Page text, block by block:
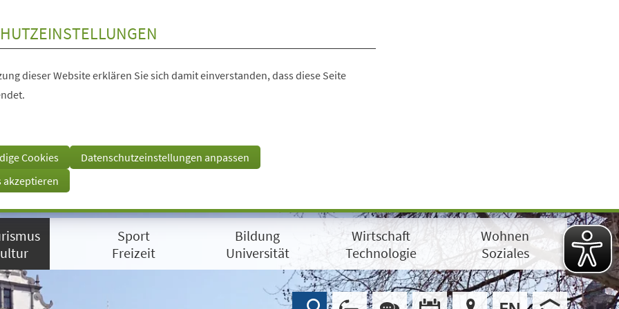
dieser Website erklären Sie sich damit einverstanden, dass diese Seite
Cookies
Datenschutzeinstellungen anpassen
akzeptieren
Sport
Freizeit
Bildung
Universität
Wirtschaft
Technologie
Wohnen
Soziales